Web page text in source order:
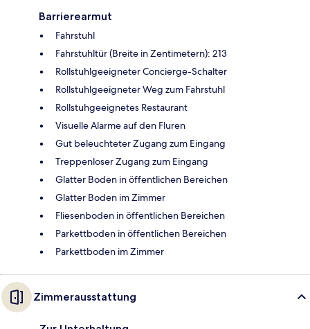
Barrierearmut
Fahrstuhl
Fahrstuhltür (Breite in Zentimetern): 213
Rollstuhlgeeigneter Concierge-Schalter
Rollstuhlgeeigneter Weg zum Fahrstuhl
Rollstuhgeeignetes Restaurant
Visuelle Alarme auf den Fluren
Gut beleuchteter Zugang zum Eingang
Treppenloser Zugang zum Eingang
Glatter Boden in öffentlichen Bereichen
Glatter Boden im Zimmer
Fliesenboden in öffentlichen Bereichen
Parkettboden in öffentlichen Bereichen
Parkettboden im Zimmer
Zimmerausstattung